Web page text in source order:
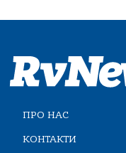
ПРО НАС
КОНТАКТИ